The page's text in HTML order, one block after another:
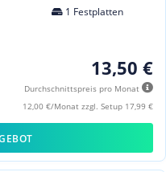
1 Festplatten
13,50 €
Durchschnittspreis pro Monat
12,00 €/Monat zzgl. Setup 17,99 €